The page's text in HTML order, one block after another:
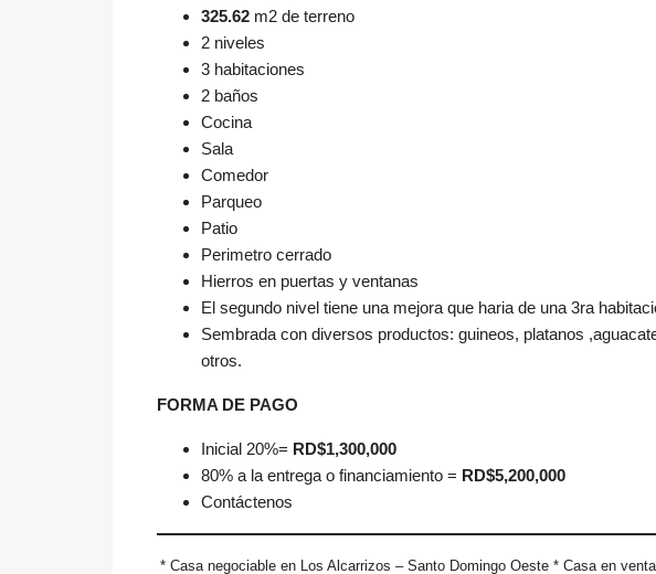
325.62 m2 de terreno
2 niveles
3 habitaciones
2 baños
Cocina
Sala
Comedor
Parqueo
Patio
Perimetro cerrado
Hierros en puertas y ventanas
El segundo nivel tiene una mejora que haria de una 3ra
Sembrada con diversos productos: guineos, platanos
otros.
FORMA DE PAGO
Inicial 20%= RD$1,300,000
80% a la entrega o financiamiento = RD$5,200,000
Contáctenos
* Casa negociable en Los Alcarrizos – Santo Domingo Oeste * Casa en